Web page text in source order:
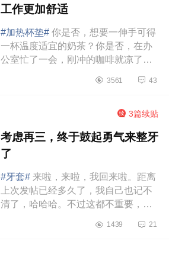
工作更加舒适
#加热杯垫# 你是否，想要一伸手可得
一杯温度适宜的奶茶？你是否，在办
公室忙了一会，刚冲的咖啡就凉了？
不知道什么时候可以喝的上？其实，
3561 43
3篇续贴
考虑再三，终于鼓起勇气来整牙
了
#牙套# 来啦，来啦，我回来啦。距离
上次发帖已经多久了，我自己也记不
清了，哈哈哈。不过这都不重要，重
套的感受啦～前四副牙套带完，我发
1439 21